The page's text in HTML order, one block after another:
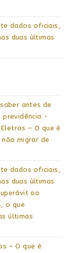
dados oficiais,
duas últimas
antes de
previdência -
– O que é
migrar de
dados oficiais,
duas últimas
ao
o que
últimas
– O que é